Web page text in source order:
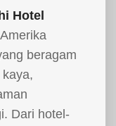
Hotel
beragam
Dari hotel-